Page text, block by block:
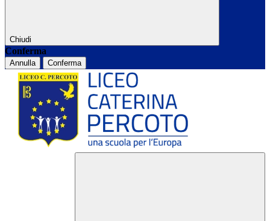
Chiudi
Conferma
Annulla Conferma